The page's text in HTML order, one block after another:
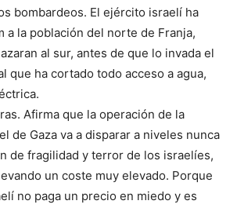
bombardeos. El ejército israelí ha
a la población del norte de Franja,
al sur, antes de que lo invada el
que ha cortado todo acceso a agua,
Afirma que la operación de la
de Gaza va a disparar a niveles nunca
de fragilidad y terror de los israelíes,
un coste muy elevado. Porque
no paga un precio en miedo y es